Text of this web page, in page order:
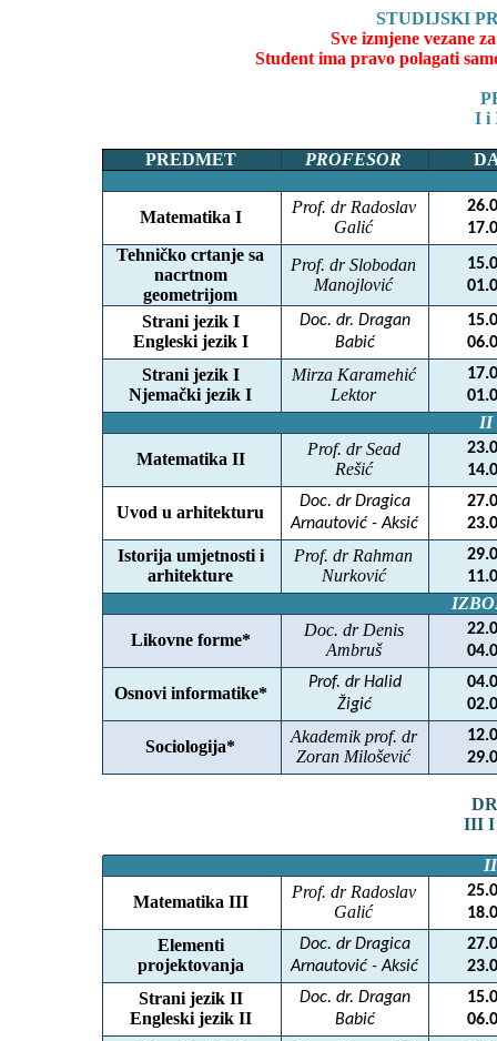
STUDIJSKI
Sve izmjene vezane
Student ima pravo polagati
I i
PREDMET PROFESOR
Matematika I
Prof. dr Radoslav
Galić
Tehničko crtanje sa
nacrtnom
geometrijom
Prof. dr Slobodan
Manojlović
Strani jezik I
Engleski jezik I
Doc. dr. Dragan
Babić
Strani jezik I
Njemački jezik I
Mirza Karamehić
Lektor
II
Matematika II
Prof. dr Sead
Rešić
Uvod u arhitekturu
Doc. dr Dragica
Arnautović - Aksić
Istorija umjetnosti i
arhitekture
Prof. dr Rahman
Nurković
Likovne forme*
Doc. dr Denis
Ambruš
Osnovi informatike*
Prof. dr Halid
Žigić
Sociologija*
Akademik prof. dr
Zoran Milošević
III I
Matematika III
Prof. dr Radoslav
Galić
Elementi
projektovanja
Doc. dr Dragica
Arnautović - Aksić
Strani jezik II
Engleski jezik II
Doc. dr. Dragan
Babić